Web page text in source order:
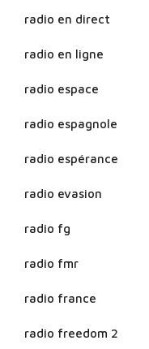
radio en direct
radio en ligne
radio espace
radio espagnole
radio espérance
radio evasion
radio fg
radio fmr
radio france
radio freedom 2